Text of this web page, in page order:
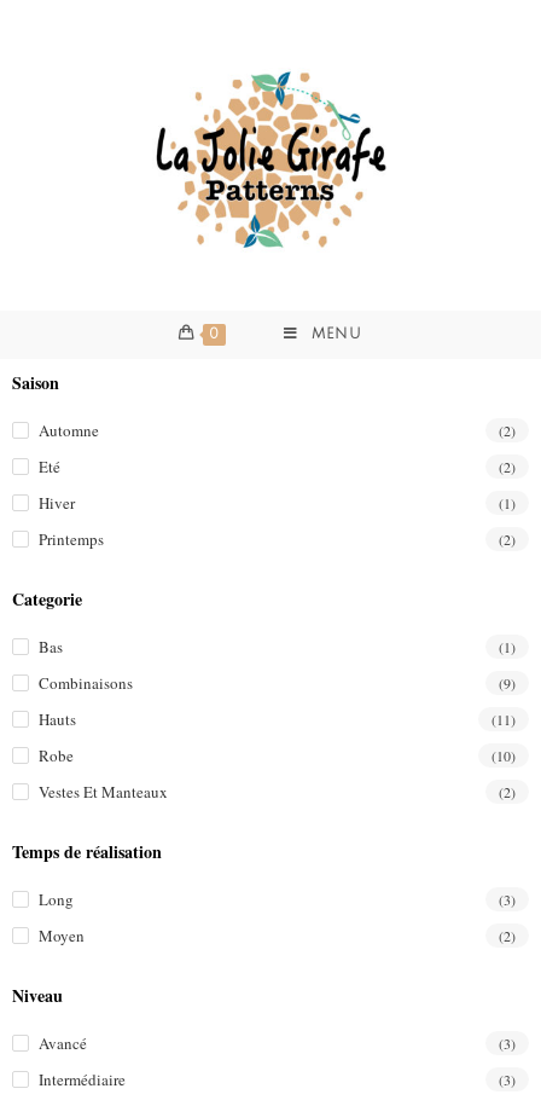
0 MENU
Saison
Automne (2)
Eté (2)
Hiver (1)
Printemps (2)
Categorie
Bas (1)
Combinaisons (9)
Hauts (11)
Robe (10)
Vestes Et Manteaux (2)
Temps de réalisation
Long (3)
Moyen (2)
Niveau
Avancé (3)
Intermédiaire (3)